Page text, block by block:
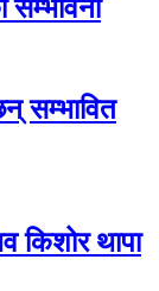
सम्भावना
सम्भावित
किशोर थापा